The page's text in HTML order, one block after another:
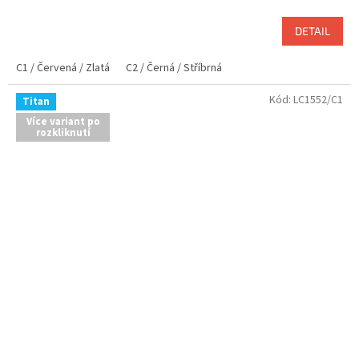
DETAIL
C1 / Červená / Zlatá C2 / Černá / Stříbrná
Titan
Více variant po
rozkliknutí
Kód: LC1552/C1